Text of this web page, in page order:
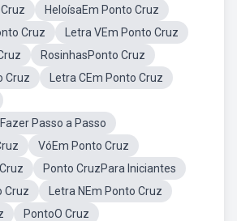
HeloísaEm Ponto Cruz
Cruz
Letra VEm Ponto Cruz
RosinhasPonto Cruz
Cruz
Letra CEm Ponto Cruz
Passo a Passo
VóEm Ponto Cruz
Ponto CruzPara Iniciantes
Cruz
Letra NEm Ponto Cruz
PontoO Cruz